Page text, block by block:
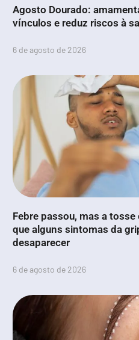
Agosto Dourado:
vínculos e reduz riscos à
6 de agosto de 2026
Febre passou, mas a
que alguns sintomas da
desaparecer
6 de agosto de 2026